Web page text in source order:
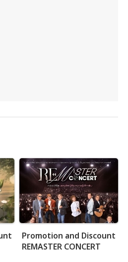
Promotion and Discount
REMASTER CONCERT